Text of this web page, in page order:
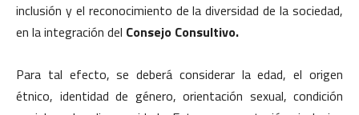
inclusión y el reconocimiento de la diversidad de la sociedad,
en la integración del Consejo Consultivo.
Para tal efecto, se deberá considerar la edad, el origen
étnico, identidad de género, orientación sexual, condición